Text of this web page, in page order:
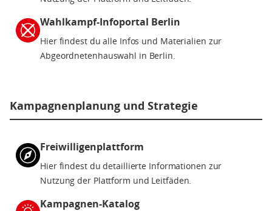
Wahlkampf-Infoportal Berlin
Hier findest du alle Infos und Materialien zur
Abgeordnetenhauswahl in Berlin.
Kampagnenplanung und Strategie
Freiwilligenplattform
Hier findest du detaillierte Informationen zur
Nutzung der Plattform und Leitfäden.
Kampagnen-Katalog